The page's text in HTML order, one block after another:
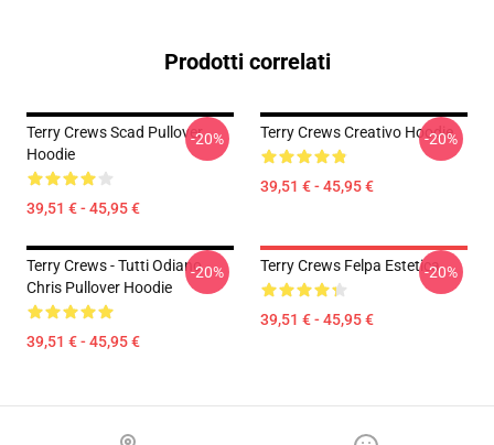
Prodotti correlati
Terry Crews Scad Pullover
Hoodie
39,51 € - 45,95 €
-20% Terry Crews Creativo Hoodie
39,51 € - 45,95 €
-20%
Terry Crews - Tutti Odiano
Chris Pullover Hoodie
39,51 € - 45,95 €
-20% Terry Crews Felpa Estetica
39,51 € - 45,95 €
-20%